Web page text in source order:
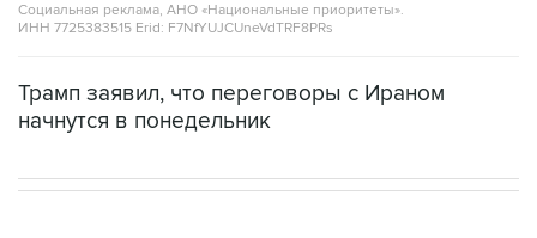
Социальная реклама, АНО «Национальные приоритеты».
ИНН 7725383515 Erid: F7NfYUJCUneVdTRF8PRs
Трамп заявил, что переговоры с Ираном
начнутся в понедельник